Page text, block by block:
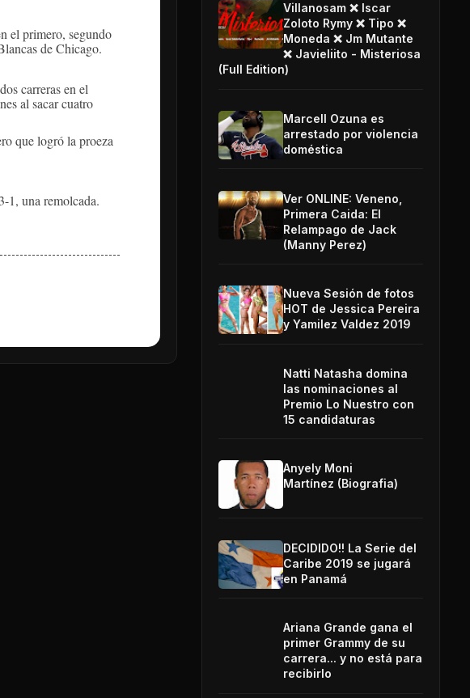
el primero, segundo
de Chicago.
carreras en el
al sacar cuatro
que logró la proeza
1, una remolcada.
Villanosam ❌ Iscar
Zoloto Rymy ❌ Tipo ❌
Moneda ❌ Jm Mutante
❌ Javieliito - Misteriosa
(Full Edition)
Marcell Ozuna es
arrestado por violencia
doméstica
Ver ONLINE: Veneno,
Primera Caida: El
Relampago de Jack
(Manny Perez)
Nueva Sesión de fotos
HOT de Jessica Pereira
y Yamilez Valdez 2019
Natti Natasha domina
las nominaciones al
Premio Lo Nuestro con
15 candidaturas
Anyely Moni
Martínez (Biografia)
DECIDIDO!! La Serie del
Caribe 2019 se jugará
en Panamá
Ariana Grande gana el
primer Grammy de su
carrera... y no está para
recibirlo